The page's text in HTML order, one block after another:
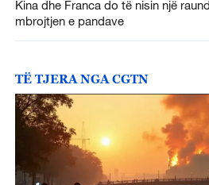
Kina dhe Franca do të nisin një
mbrojtjen e pandave
TË TJERA NGA CGTN